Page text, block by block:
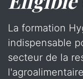
La formation
indispensable
secteur de la